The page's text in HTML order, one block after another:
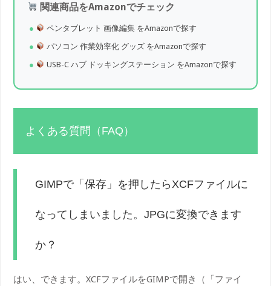
関連商品をAmazonでチェック
ペンタブレット 画像編集 をAmazonで探す
パソコン 作業効率化 グッズ をAmazonで探す
USB-C ハブ ドッキングステーション をAmazonで探す
よくある質問（FAQ）
GIMPで「保存」を押したらXCFファイルに
なってしまいました。JPGに変換できます
か？
はい、できます。XCFファイルをGIMPで開き（「ファイ